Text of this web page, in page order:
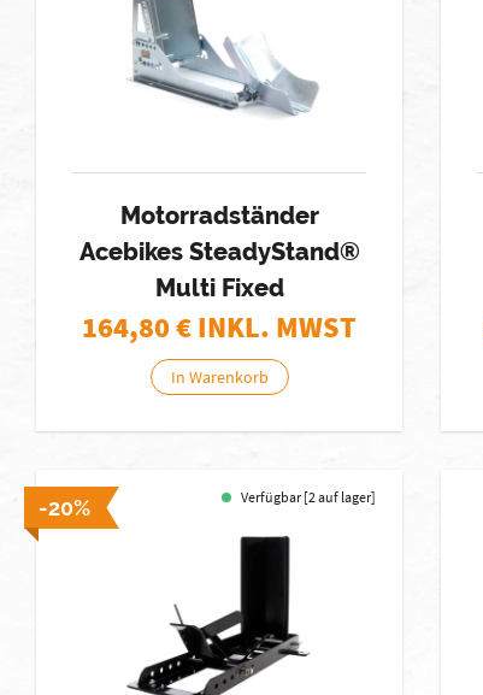
Motorradständer
Acebikes SteadyStand®
Multi Fixed
164,80€ INKL. MWST
In Warenkorb
-20% Verfügbar [2 auf lager]